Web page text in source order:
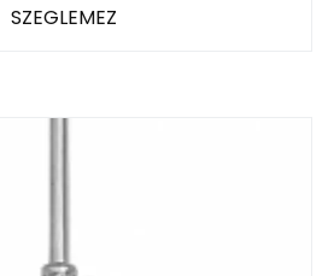
SZEGLEMEZ